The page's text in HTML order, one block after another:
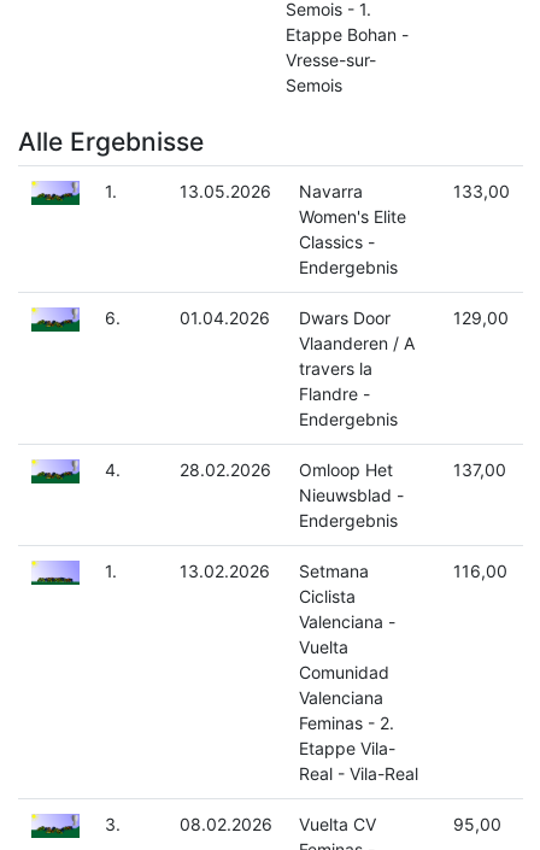
Semois - 1.
Etappe Bohan -
Vresse-sur-
Semois
Alle Ergebnisse
1. 13.05.2026
Navarra
Women's Elite
Classics -
Endergebnis
133,00
6. 01.04.2026
Dwars Door
Vlaanderen / A
travers la
Flandre -
Endergebnis
129,00
4. 28.02.2026
Omloop Het
Nieuwsblad -
Endergebnis
137,00
1. 13.02.2026
Setmana
Ciclista
Valenciana -
Vuelta
Comunidad
Valenciana
Feminas - 2.
Etappe Vila-
Real - Vila-Real
116,00
3. 08.02.2026
Vuelta CV
95,00